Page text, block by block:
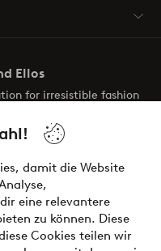
damit die Website
eine relevantere
zu können. Diese
Cookies teilen wir
Ellos
for irresistible fashion
finding your next look
here.